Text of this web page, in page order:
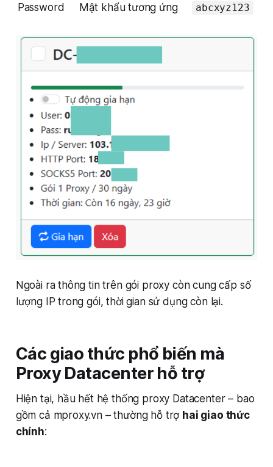
Password Mật khẩu tương ứng abcxyz123
Ngoài ra thông tin trên gói proxy còn cung cấp số
lượng IP trong gói, thời gian sử dụng còn lại.
Các giao thức phổ biến mà
Proxy Datacenter hỗ trợ
Hiện tại, hầu hết hệ thống proxy Datacenter – bao
gồm cả mproxy.vn – thường hỗ trợ hai giao thức
chính: